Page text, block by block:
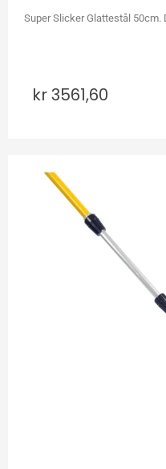
Super Slicker Glattestål
kr3561,60